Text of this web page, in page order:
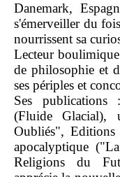
Danemark,
s'émerveiller du
nourrissent sa
Lecteur
de philosophie et
ses périples et
Ses
(Fluide Glacial),
Oubliés",
apocalyptique
Religions du